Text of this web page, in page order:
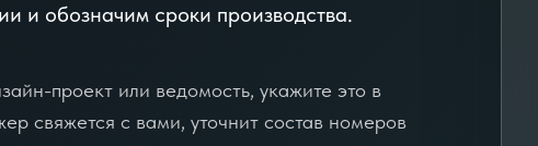
и обозначим сроки производства.
проект или ведомость, укажите это в
свяжется с вами, уточнит состав номеров